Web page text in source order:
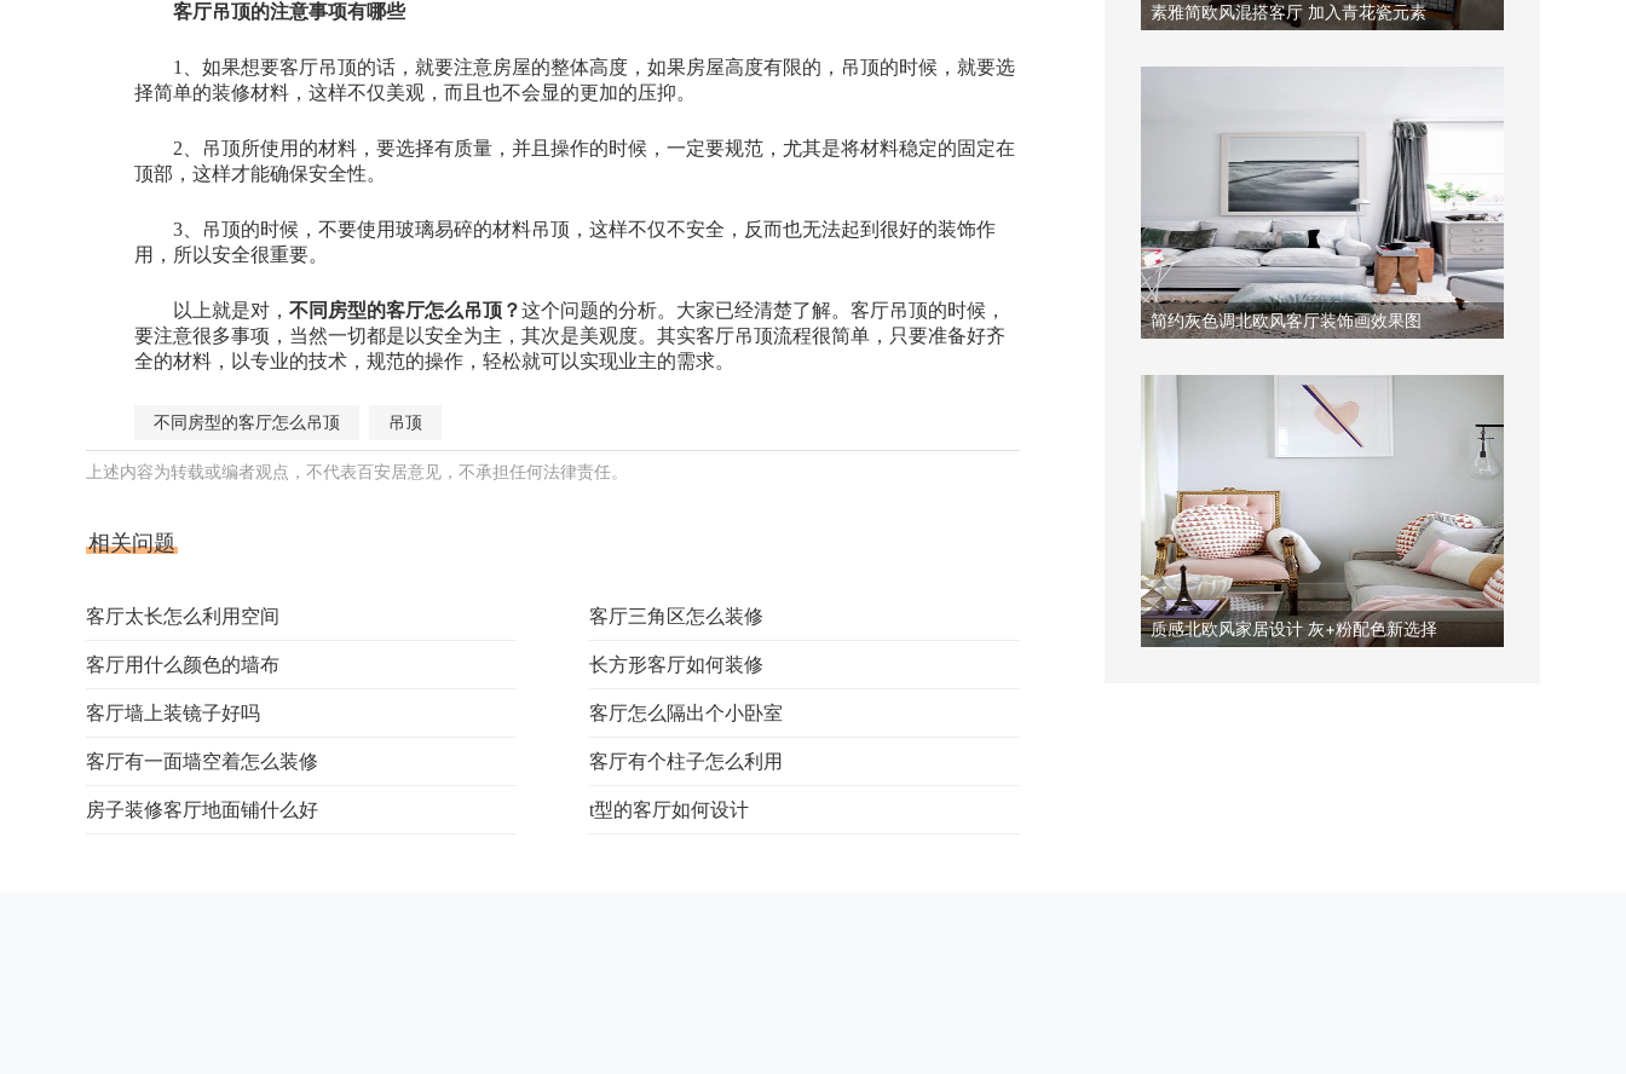
客厅吊顶的注意事项有哪些
1、如果想要客厅吊顶的话，就要注意房屋的整体高度，如果房屋高度有限的，吊顶的时候，就要选
择简单的装修材料，这样不仅美观，而且也不会显的更加的压抑。
2、吊顶所使用的材料，要选择有质量，并且操作的时候，一定要规范，尤其是将材料稳定的固定在
顶部，这样才能确保安全性。
3、吊顶的时候，不要使用玻璃易碎的材料吊顶，这样不仅不安全，反而也无法起到很好的装饰作
用，所以安全很重要。
以上就是对， 不同房型的客厅怎么吊顶？这个问题的分析。大家已经清楚了解。客厅吊顶的时候，
要注意很多事项，当然一切都是以安全为主，其次是美观度。其实客厅吊顶流程很简单，只要准备好齐
全的材料，以专业的技术，规范的操作，轻松就可以实现业主的需求。
不同房型的客厅怎么吊顶 吊顶
上述内容为转载或编者观点，不代表百安居意见，不承担任何法律责任。
相关问题
客厅太长怎么利用空间 客厅三角区怎么装修
客厅用什么颜色的墙布 长方形客厅如何装修
客厅墙上装镜子好吗 客厅怎么隔出个小卧室
客厅有一面墙空着怎么装修 客厅有个柱子怎么利用
房子装修客厅地面铺什么好 t型的客厅如何设计
素雅简欧风混搭客厅 加入青花瓷元素
简约灰色调北欧风客厅装饰画效果图
质感北欧风家居设计 灰+粉配色新选择